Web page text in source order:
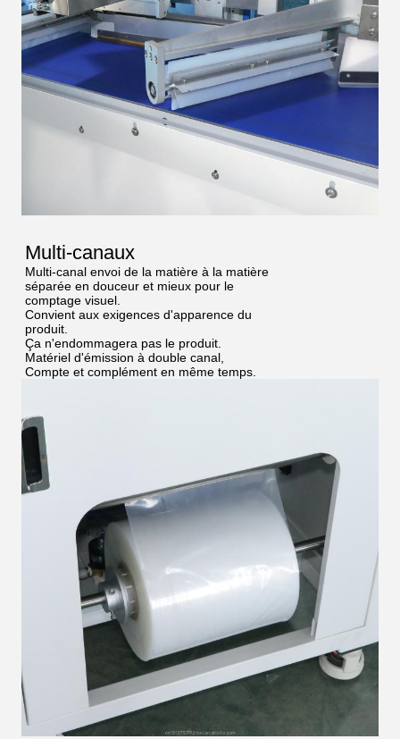
Multi-canaux
Multi-canal envoi de la matière à la matière
séparée en douceur et mieux pour le
comptage visuel.
Convient aux exigences d'apparence du
produit.
Ça n'endommagera pas le produit.
Matériel d'émission à double canal,
Compte et complément en même temps.